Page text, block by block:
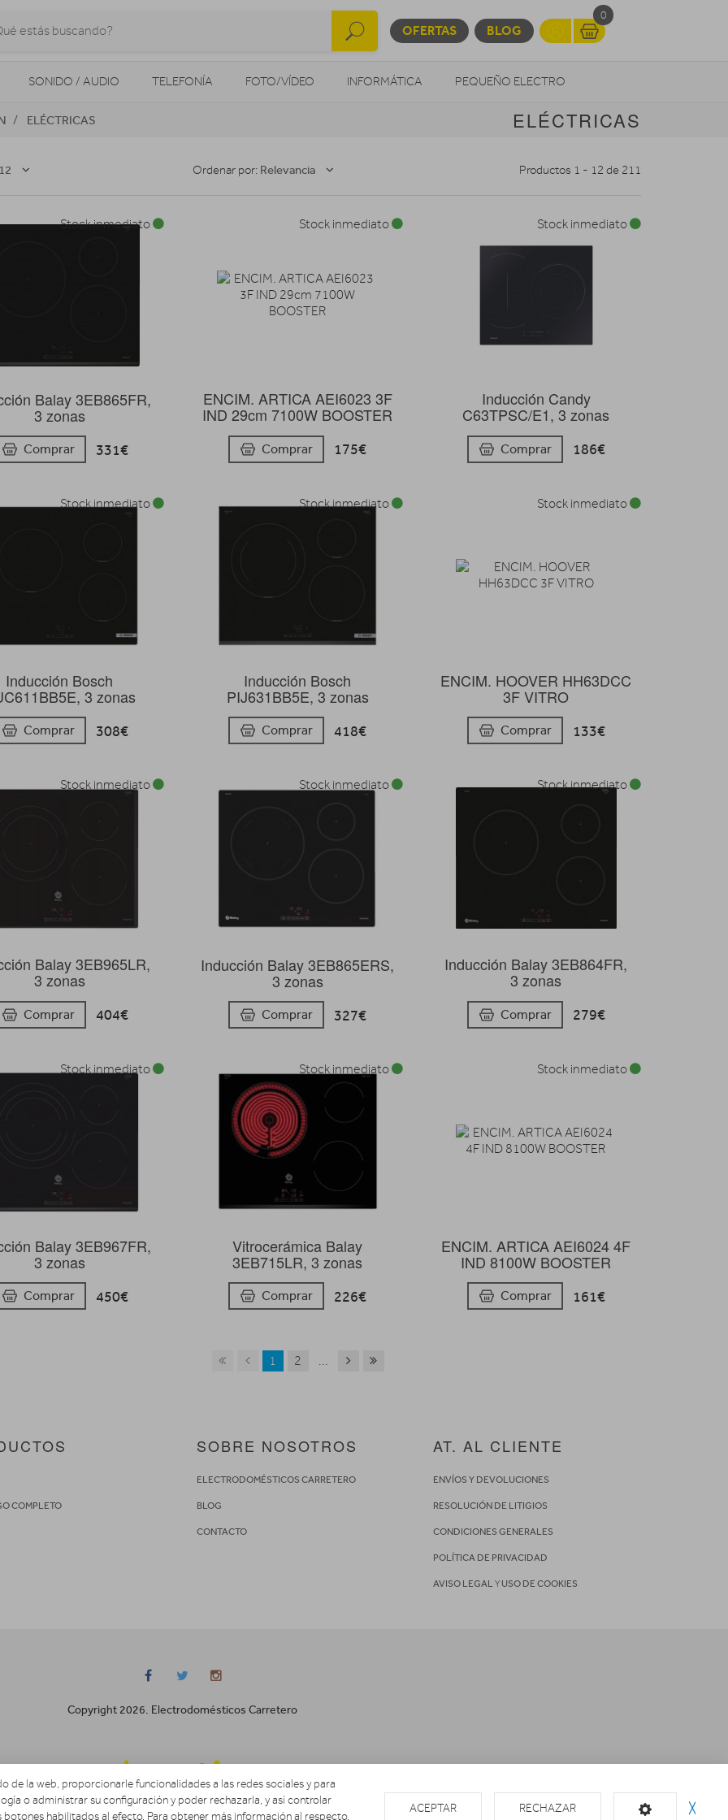
OFERTAS BLOG
0
SONIDO / AUDIO TELEFONÍA FOTO/VÍDEO INFORMÁTICA PEQUEÑO ELECTRO
MOVILIDAD URBANA
ELÉCTRICAS ELÉCTRICAS
Ordenar por: Relevancia Productos 1 - 12 de 211
Balay 3EB865FR,
3 zonas
Comprar 331€
Stock inmediato
ENCIM. ARTICA AEI6023 3F
IND 29cm 7100W BOOSTER
Comprar 175€
Stock inmediato
Inducción Candy
C63TPSC/E1, 3 zonas
Comprar 186€
Stock inmediato
Inducción Bosch
3 zonas
Comprar 308€
Stock inmediato
Inducción Bosch
PIJ631BB5E, 3 zonas
Comprar 418€
Stock inmediato
ENCIM. HOOVER HH63DCC
3F VITRO
Comprar 133€
Stock inmediato
Balay 3EB965LR,
3 zonas
Comprar 404€
Stock inmediato
Inducción Balay 3EB865ERS,
3 zonas
Comprar 327€
Stock inmediato
Inducción Balay 3EB864FR,
3 zonas
Comprar 279€
Stock inmediato
Balay 3EB967FR,
3 zonas
Comprar 450€
Stock inmediato
Vitrocerámica Balay
3EB715LR, 3 zonas
Comprar 226€
Stock inmediato
ENCIM. ARTICA AEI6024 4F
IND 8100W BOOSTER
Comprar 161€
Stock inmediato
1 2 ...
COMPLETO
SOBRE NOSOTROS
ELECTRODOMÉSTICOS CARRETERO
BLOG
CONTACTO
AT. AL CLIENTE
ENVÍOS Y DEVOLUCIONES
RESOLUCIÓN DE LITIGIOS
CONDICIONES GENERALES
POLÍTICA DE PRIVACIDAD
AVISO LEGALY USO DE COOKIES
Copyright 2026. Electrodomésticos Carretero
la web, proporcionarle funcionalidades a las redes sociales y para
o administrar su configuración y poder rechazarla, y así controlar
habilitados al efecto. Para obtener más información al respecto,
ACEPTAR RECHAZAR ╳